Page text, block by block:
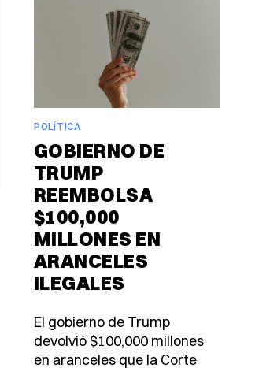
POLÍTICA
GOBIERNO DE
TRUMP
REEMBOLSA
$100,000
MILLONES EN
ARANCELES
ILEGALES
El gobierno de Trump
devolvió $100,000 millones
en aranceles que la Corte